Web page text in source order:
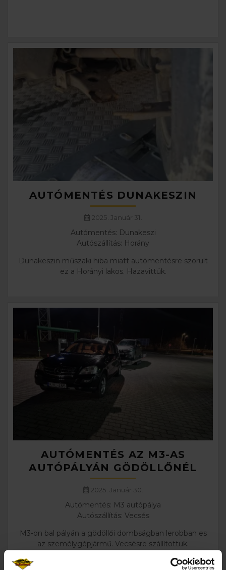
AUTÓMENTÉS DUNAKESZIN
2025. Január 31.
Autómentés: Dunakeszi
Autószállítás: Horány
Dunakeszin műszaki hiba miatt autómentésre szorult
ez a Horányi lakos. Hazavittük.
AUTÓMENTÉS AZ M3-AS
AUTÓPÁLYÁN GÖDÖLLŐNÉL
2025. Január 30.
Autómentés: M3 autópálya
Autószállítás: Vecsés
M3-on bal pályán a gödöllői dombságban lerobban es
az személygépjármű. Vecsésre szállítottuk.